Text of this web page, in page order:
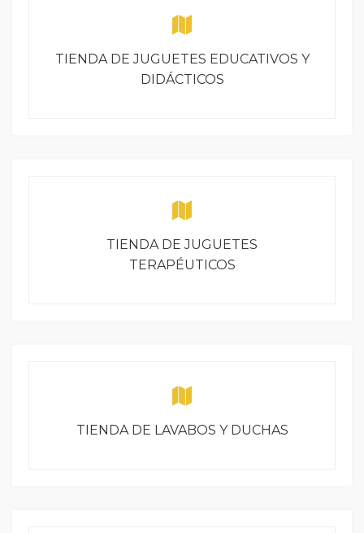
TIENDA DE JUGUETES EDUCATIVOS Y
DIDÁCTICOS
TIENDA DE JUGUETES
TERAPÉUTICOS
TIENDA DE LAVABOS Y DUCHAS